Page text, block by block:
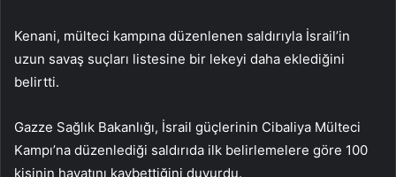
Kenani, mülteci kampına düzenlenen saldırıyla İsrail’in
uzun savaş suçları listesine bir lekeyi daha eklediğini
belirtti.
Gazze Sağlık Bakanlığı, İsrail güçlerinin Cibaliya Mülteci
Kampı’na düzenlediği saldırıda ilk belirlemelere göre 100
kişinin hayatını kaybettiğini duyurdu.